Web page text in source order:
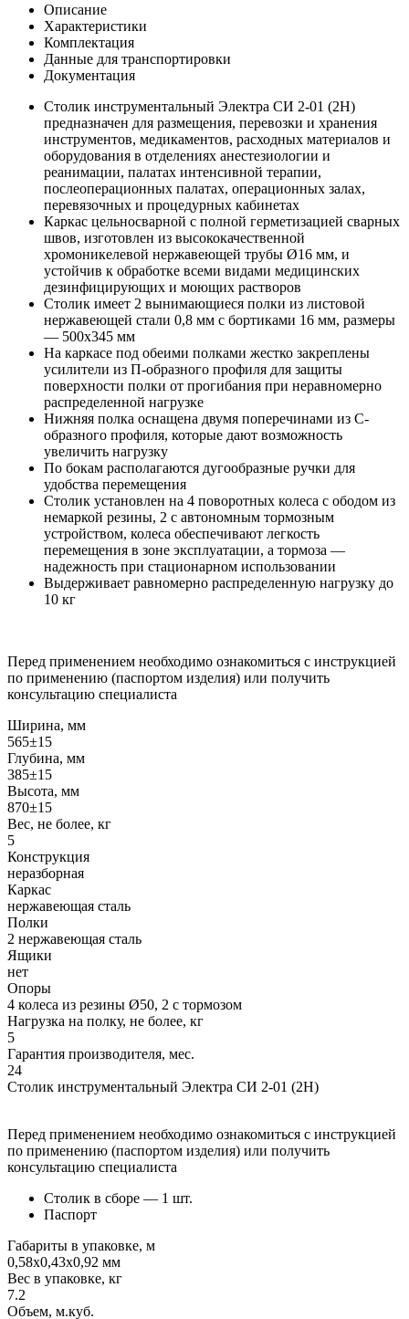
Описание
Характеристики
Комплектация
Данные для транспортировки
Документация
Столик инструментальный Электра СИ 2-01 (2Н)
предназначен для размещения, перевозки и хранения
инструментов, медикаментов, расходных материалов и
оборудования в отделениях анестезиологии и
реанимации, палатах интенсивной терапии,
послеоперационных палатах, операционных залах,
перевязочных и процедурных кабинетах
Каркас цельносварной с полной герметизацией сварных
швов, изготовлен из высококачественной
хромоникелевой нержавеющей трубы Ø16 мм, и
устойчив к обработке всеми видами медицинских
дезинфицирующих и моющих растворов
Столик имеет 2 вынимающиеся полки из листовой
нержавеющей стали 0,8 мм с бортиками 16 мм, размеры
— 500x345 мм
На каркасе под обеими полками жестко закреплены
усилители из П-образного профиля для защиты
поверхности полки от прогибания при неравномерно
распределенной нагрузке
Нижняя полка оснащена двумя поперечинами из С-
образного профиля, которые дают возможность
увеличить нагрузку
По бокам располагаются дугообразные ручки для
удобства перемещения
Столик установлен на 4 поворотных колеса с ободом из
немаркой резины, 2 с автономным тормозным
устройством, колеса обеспечивают легкость
перемещения в зоне эксплуатации, а тормоза —
надежность при стационарном использовании
Выдерживает равномерно распределенную нагрузку до
10 кг
Перед применением необходимо ознакомиться с инструкцией
по применению (паспортом изделия) или получить
консультацию специалиста
Ширина, мм
565±15
Глубина, мм
385±15
Высота, мм
870±15
Вес, не более, кг
5
Конструкция
неразборная
Каркас
нержавеющая сталь
Полки
2 нержавеющая сталь
Ящики
нет
Опоры
4 колеса из резины Ø50, 2 с тормозом
Нагрузка на полку, не более, кг
5
Гарантия производителя, мес.
24
Столик инструментальный Электра СИ 2-01 (2Н)
Перед применением необходимо ознакомиться с инструкцией
по применению (паспортом изделия) или получить
консультацию специалиста
Столик в сборе — 1 шт.
Паспорт
Габариты в упаковке, м
0,58х0,43х0,92 мм
Вес в упаковке, кг
7.2
Объем, м.куб.